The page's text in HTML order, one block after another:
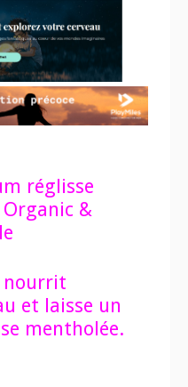
réglisse
&
nourrit
et laisse un
mentholée.